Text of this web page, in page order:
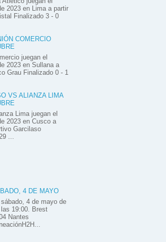
2023 en Lima a partir
Finalizado 3 - 0
COMERCIO
juegan el
2023 en Sullana a
Grau Finalizado 0 - 1
VS ALIANZA LIMA
Lima juegan el
2023 en Cusco a
Garcilaso
...
4 DE MAYO
4 de mayo de
19:00. Brest
Nantes